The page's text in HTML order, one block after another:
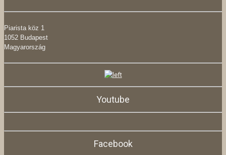
Piarista köz 1
1052 Budapest
Magyarország
Youtube
Facebook